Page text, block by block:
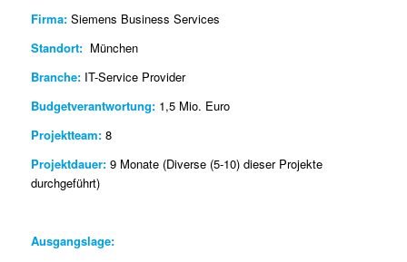
Firma:Siemens Business Services
Standort:München
Branche:IT-Service Provider
Budgetverantwortung:1,5 Mio. Euro
Projektteam:8
Projektdauer:9 Monate (Diverse (5-10) dieser Projekte
durchgeführt)
Ausgangslage: